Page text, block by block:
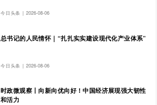
今日头条 | 2026-08-06
总书记的人民情怀｜“扎扎实实建设现代化产业体系”
今日头条 | 2026-08-06
时政微观察丨向新向优向好！中国经济展现强大韧性
和活力